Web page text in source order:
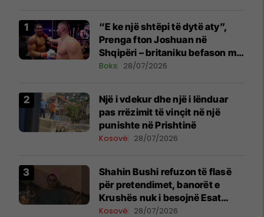
“E ke një shtëpi të dytë aty”,
Prenga fton Joshuan në
Shqipëri – britaniku befason me
komentin
Boks 28/07/2026
Një i vdekur dhe një i lënduar
pas rrëzimit të vinçit në një
punishte në Prishtinë
Kosovë 28/07/2026
Shahin Bushi refuzon të flasë
për pretendimet, banorët e
Krushës nuk i besojnë Esat
Shalës
Kosovë 28/07/2026